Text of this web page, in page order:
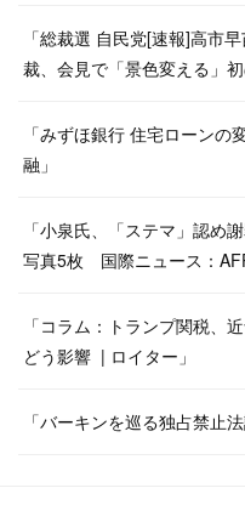
「総裁選 自民党[速報]高市
裁、会見で「景色変える」
「みずほ銀行 住宅ローン
融」
「小泉氏、「ステマ」認め
写真5枚 国際ニュース：
「コラム：トランプ関税
どう影響 | ロイター」
「バーキンを巡る独占禁止